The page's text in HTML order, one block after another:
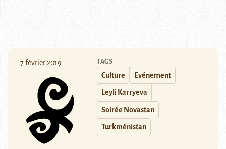
7 février 2019 TAGS
Culture Evénement
Leyli Karryeva
Soirée Novastan
Turkménistan